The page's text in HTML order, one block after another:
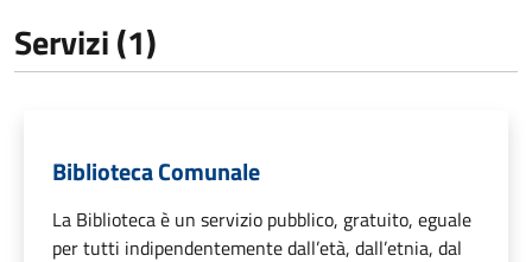
Servizi (1)
Biblioteca Comunale
La Biblioteca è un servizio pubblico, gratuito, eguale
per tutti indipendentemente dall’età, dall’etnia, dal